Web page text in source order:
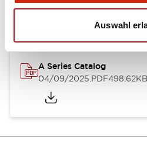
Auswahl
A Series Catalog
04/09/2025.PDF498.62KB